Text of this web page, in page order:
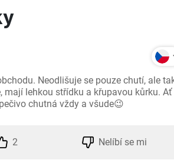
Neodlišuje se pouze chutí, ale
mají lehkou střídku a křupavou kůrku. Ať
chutná vždy a všude😉
2 Nelíbí se mi